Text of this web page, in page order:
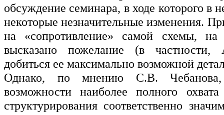
обсуждение семинара, в ходе которого в
некоторые незначительные изменения.
на «сопротивление» самой схемы,
высказано пожелание (в
добиться ее максимально возможной
Однако, по мнению С.В.
возможности наиболее полного
структурирования соответственно